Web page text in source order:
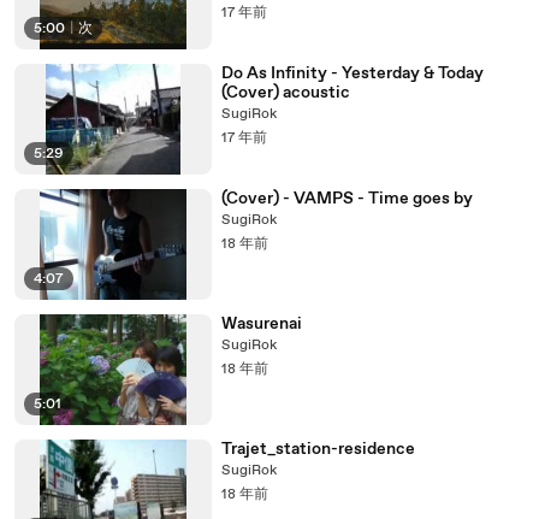
5:00 次
17 年前
5:29
Do As Infinity - Yesterday & Today
(Cover) acoustic
SugiRok
17 年前
4:07
(Cover) - VAMPS - Time goes by
SugiRok
18 年前
5:01
Wasurenai
SugiRok
18 年前
Trajet_station-residence
SugiRok
18 年前